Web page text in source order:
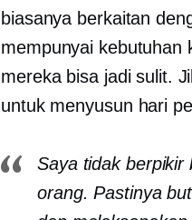
biasanya berkaitan
mempunyai kebutuhan
mereka bisa jadi sulit.
untuk menyusun hari
Saya tidak berpikir
orang. Pastinya